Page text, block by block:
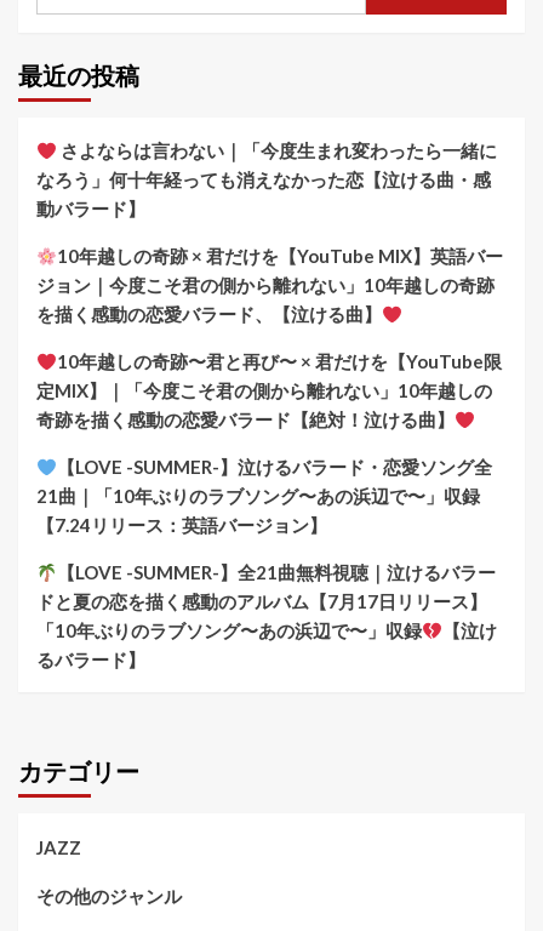
最近の投稿
さよならは言わない｜「今度生まれ変わったら一緒に
なろう」何十年経っても消えなかった恋【泣ける曲・感
動バラード】
10年越しの奇跡 × 君だけを【YouTube MIX】英語バー
ジョン｜今度こそ君の側から離れない」10年越しの奇跡
を描く感動の恋愛バラード、【泣ける曲】
10年越しの奇跡〜君と再び〜 × 君だけを【YouTube限
定MIX】｜「今度こそ君の側から離れない」10年越しの
奇跡を描く感動の恋愛バラード【絶対！泣ける曲】
【LOVE -SUMMER-】泣けるバラード・恋愛ソング全
21曲｜「10年ぶりのラブソング〜あの浜辺で〜」収録
【7.24リリース：英語バージョン】
【LOVE -SUMMER-】全21曲無料視聴｜泣けるバラー
ドと夏の恋を描く感動のアルバム【7月17日リリース】
「10年ぶりのラブソング〜あの浜辺で〜」収録
【泣け
るバラード】
カテゴリー
JAZZ
その他のジャンル